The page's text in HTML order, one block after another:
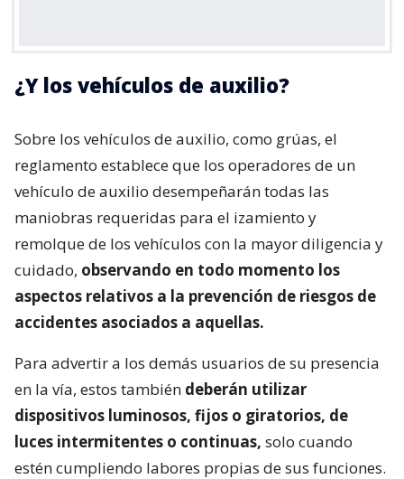
¿Y los vehículos de auxilio?
Sobre los vehículos de auxilio, como grúas, el
reglamento establece que los operadores de un
vehículo de auxilio desempeñarán todas las
maniobras requeridas para el izamiento y
remolque de los vehículos con la mayor diligencia y
cuidado, observando en todo momento los
aspectos relativos a la prevención de riesgos de
accidentes asociados a aquellas.
Para advertir a los demás usuarios de su presencia
en la vía, estos también deberán utilizar
dispositivos luminosos, fijos o giratorios, de
luces intermitentes o continuas, solo cuando
estén cumpliendo labores propias de sus funciones.